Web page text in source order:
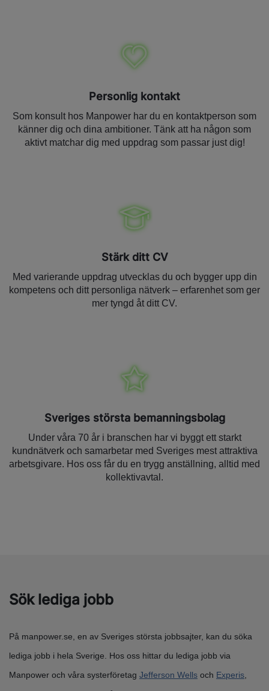
Personlig kontakt
Som konsult hos Manpower har du en kontaktperson som
känner dig och dina ambitioner. Tänk att ha någon som
aktivt matchar dig med uppdrag som passar just dig!
Stärk ditt CV
Med varierande uppdrag utvecklas du och bygger upp din
kompetens och ditt personliga nätverk – erfarenhet som ger
mer tyngd åt ditt CV.
Sveriges största bemanningsbolag
Under våra 70 år i branschen har vi byggt ett starkt
kundnätverk och samarbetar med Sveriges mest attraktiva
arbetsgivare. Hos oss får du en trygg anställning, alltid med
kollektivavtal.
Sök lediga jobb
På manpower.se, en av Sveriges största jobbsajter, kan du söka
lediga jobb i hela Sverige. Hos oss hittar du lediga jobb via
Manpower och våra systerföretag Jefferson Wells och Experis